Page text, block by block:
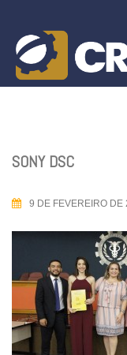
content
SONY DSC
9 DE FEVEREIRO DE